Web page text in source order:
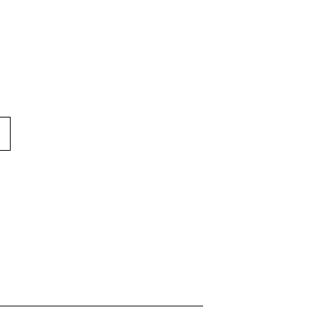
Bremssattel // Hydraulische
Bremssattel // Hydraulische
60 TPI, 29 x 2.40